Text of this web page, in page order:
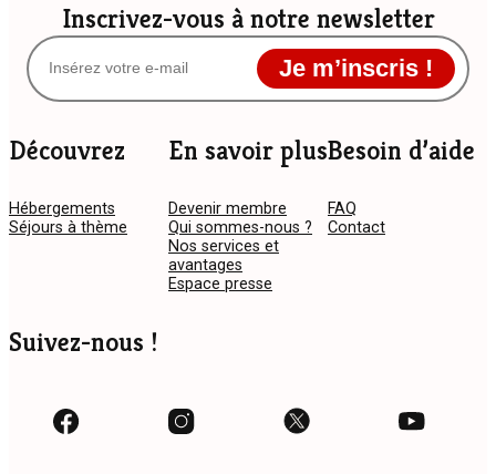
Inscrivez-vous à notre newsletter
Je m’inscris !
Découvrez
Hébergements
Séjours à thème
En savoir plus
Devenir membre
Qui sommes-nous ?
Nos services et
avantages
Espace presse
Besoin d’aide
FAQ
Contact
Suivez-nous !